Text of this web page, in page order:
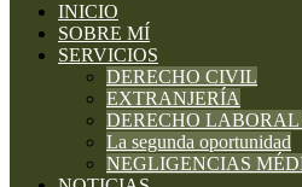
INICIO
SOBRE MÍ
SERVICIOS
DERECHO CIVIL
EXTRANJERÍA
DERECHO
La segunda oportunidad
NEGLIGENCIAS